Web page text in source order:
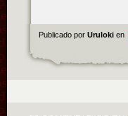
Publicado por Uruloki en